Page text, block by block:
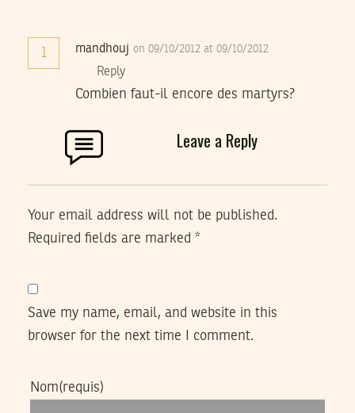
1 mandhouj on 09/10/2012 at 09/10/2012
Reply
Combien faut-il encore des martyrs?
Leave a Reply
Your email address will not be published.
Required fields are marked *
Save my name, email, and website in this
browser for the next time I comment.
Nom(requis)